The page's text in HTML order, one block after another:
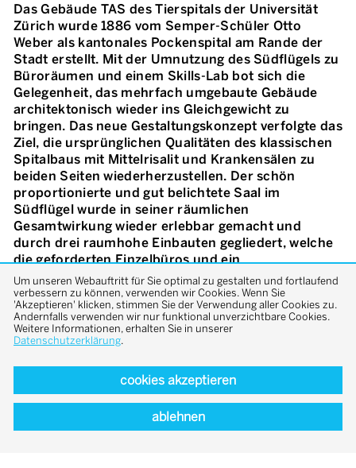
Das Gebäude TAS des Tierspitals der Universität
Zürich wurde 1886 vom Semper-Schüler Otto
Weber als kantonales Pockenspital am Rande der
Stadt erstellt. Mit der Umnutzung des Südflügels zu
Büroräumen und einem Skills-Lab bot sich die
Gelegenheit, das mehrfach umgebaute Gebäude
architektonisch wieder ins Gleichgewicht zu
bringen. Das neue Gestaltungskonzept verfolgte das
Ziel, die ursprünglichen Qualitäten des klassischen
Spitalbaus mit Mittelrisalit und Krankensälen zu
beiden Seiten wiederherzustellen. Der schön
proportionierte und gut belichtete Saal im
Südflügel wurde in seiner räumlichen
Gesamtwirkung wieder erlebbar gemacht und
durch drei raumhohe Einbauten gegliedert, welche
die geforderten Einzelbüros und ein
Sitzungszimmer aufnehmen. Diese Einbauten sind
als teilweise verglaste Holzrahmenkonstruktion mit
farbig gestrichenen Füllungen und Oberlichtern in
den Raum eingestellt und nehmen gestalterisch
Bezug auf die Wandgliederung und die
spannende Durchblicke geschaffen; der Raum
erhielt ein spezifisches Gepräge, welches an den
ursprünglichen Krankensaal erinnert. Im
Sockelgeschoss wurde ein Skills-Lab für
Um unseren Webauftritt für Sie optimal zu gestalten und fortlaufend
verbessern zu können, verwenden wir Cookies. Wenn Sie
'Akzeptieren' klicken, stimmen Sie der Verwendung aller Cookies zu.
Andernfalls verwenden wir nur funktional unverzichtbare Cookies.
Weitere Informationen, erhalten Sie in unserer
Datenschutzerklärung.
cookies akzeptieren
ablehnen